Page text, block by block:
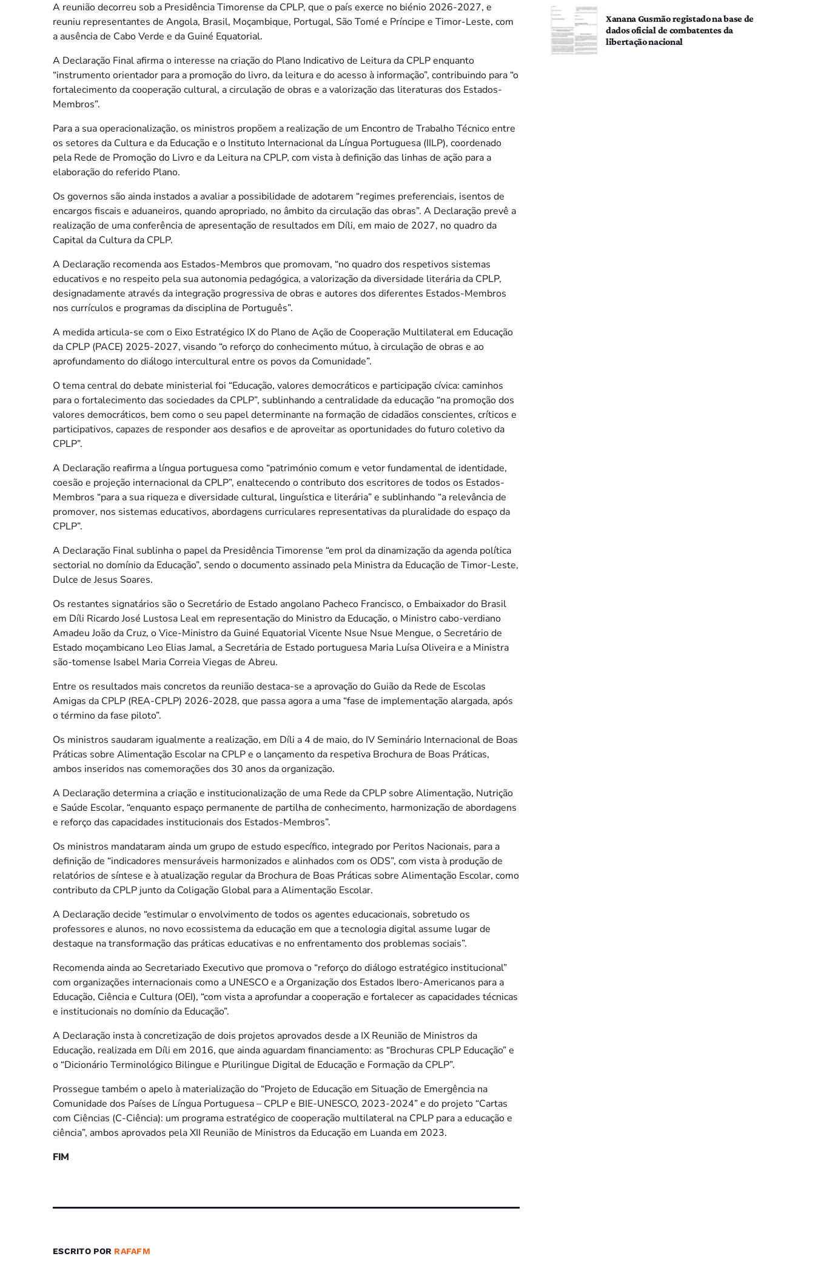
A reunião decorreu sob a Presidência Timorense da CPLP, que o país exerce no biénio 2026-2027, e
reuniu representantes de Angola, Brasil, Moçambique, Portugal, São Tomé e Príncipe e Timor-Leste, com
a ausência de Cabo Verde e da Guiné Equatorial.
A Declaração Final afirma o interesse na criação do Plano Indicativo de Leitura da CPLP enquanto
“instrumento orientador para a promoção do livro, da leitura e do acesso à informação”, contribuindo para “o
fortalecimento da cooperação cultural, a circulação de obras e a valorização das literaturas dos Estados-
Membros”.
Para a sua operacionalização, os ministros propõem a realização de um Encontro de Trabalho Técnico entre
os setores da Cultura e da Educação e o Instituto Internacional da Língua Portuguesa (IILP), coordenado
pela Rede de Promoção do Livro e da Leitura na CPLP, com vista à definição das linhas de ação para a
elaboração do referido Plano.
Os governos são ainda instados a avaliar a possibilidade de adotarem “regimes preferenciais, isentos de
encargos fiscais e aduaneiros, quando apropriado, no âmbito da circulação das obras”. A Declaração prevê a
realização de uma conferência de apresentação de resultados em Díli, em maio de 2027, no quadro da
Capital da Cultura da CPLP.
A Declaração recomenda aos Estados-Membros que promovam, “no quadro dos respetivos sistemas
educativos e no respeito pela sua autonomia pedagógica, a valorização da diversidade literária da CPLP,
designadamente através da integração progressiva de obras e autores dos diferentes Estados-Membros
nos currículos e programas da disciplina de Português”.
A medida articula-se com o Eixo Estratégico IX do Plano de Ação de Cooperação Multilateral em Educação
da CPLP (PACE) 2025-2027, visando “o reforço do conhecimento mútuo, à circulação de obras e ao
aprofundamento do diálogo intercultural entre os povos da Comunidade”.
O tema central do debate ministerial foi “Educação, valores democráticos e participação cívica: caminhos
para o fortalecimento das sociedades da CPLP”, sublinhando a centralidade da educação “na promoção dos
valores democráticos, bem como o seu papel determinante na formação de cidadãos conscientes, críticos e
participativos, capazes de responder aos desafios e de aproveitar as oportunidades do futuro coletivo da
CPLP”.
A Declaração reafirma a língua portuguesa como “património comum e vetor fundamental de identidade,
coesão e projeção internacional da CPLP”, enaltecendo o contributo dos escritores de todos os Estados-
Membros “para a sua riqueza e diversidade cultural, linguística e literária” e sublinhando “a relevância de
promover, nos sistemas educativos, abordagens curriculares representativas da pluralidade do espaço da
CPLP”.
A Declaração Final sublinha o papel da Presidência Timorense “em prol da dinamização da agenda política
sectorial no domínio da Educação”, sendo o documento assinado pela Ministra da Educação de Timor-Leste,
Dulce de Jesus Soares.
Os restantes signatários são o Secretário de Estado angolano Pacheco Francisco, o Embaixador do Brasil
em Díli Ricardo José Lustosa Leal em representação do Ministro da Educação, o Ministro cabo-verdiano
Amadeu João da Cruz, o Vice-Ministro da Guiné Equatorial Vicente Nsue Nsue Mengue, o Secretário de
Estado moçambicano Leo Elias Jamal, a Secretária de Estado portuguesa Maria Luísa Oliveira e a Ministra
são-tomense Isabel Maria Correia Viegas de Abreu.
Entre os resultados mais concretos da reunião destaca-se a aprovação do Guião da Rede de Escolas
Amigas da CPLP (REA-CPLP) 2026-2028, que passa agora a uma “fase de implementação alargada, após
o término da fase piloto”.
Os ministros saudaram igualmente a realização, em Díli a 4 de maio, do IV Seminário Internacional de Boas
Práticas sobre Alimentação Escolar na CPLP e o lançamento da respetiva Brochura de Boas Práticas,
ambos inseridos nas comemorações dos 30 anos da organização.
A Declaração determina a criação e institucionalização de uma Rede da CPLP sobre Alimentação, Nutrição
e Saúde Escolar, “enquanto espaço permanente de partilha de conhecimento, harmonização de abordagens
e reforço das capacidades institucionais dos Estados-Membros”.
Os ministros mandataram ainda um grupo de estudo específico, integrado por Peritos Nacionais, para a
definição de “indicadores mensuráveis harmonizados e alinhados com os ODS”, com vista à produção de
relatórios de síntese e à atualização regular da Brochura de Boas Práticas sobre Alimentação Escolar, como
contributo da CPLP junto da Coligação Global para a Alimentação Escolar.
A Declaração decide “estimular o envolvimento de todos os agentes educacionais, sobretudo os
professores e alunos, no novo ecossistema da educação em que a tecnologia digital assume lugar de
destaque na transformação das práticas educativas e no enfrentamento dos problemas sociais”.
Recomenda ainda ao Secretariado Executivo que promova o “reforço do diálogo estratégico institucional”
com organizações internacionais como a UNESCO e a Organização dos Estados Ibero-Americanos para a
Educação, Ciência e Cultura (OEI), “com vista a aprofundar a cooperação e fortalecer as capacidades técnicas
e institucionais no domínio da Educação”.
A Declaração insta à concretização de dois projetos aprovados desde a IX Reunião de Ministros da
Educação, realizada em Díli em 2016, que ainda aguardam financiamento: as “Brochuras CPLP Educação” e
o “Dicionário Terminológico Bilingue e Plurilingue Digital de Educação e Formação da CPLP”.
Prossegue também o apelo à materialização do “Projeto de Educação em Situação de Emergência na
Comunidade dos Países de Língua Portuguesa – CPLP e BIE-UNESCO, 2023-2024” e do projeto “Cartas
com Ciências (C-Ciência): um programa estratégico de cooperação multilateral na CPLP para a educação e
ciência”, ambos aprovados pela XII Reunião de Ministros da Educação em Luanda em 2023.
FIM
ESCRITO POR RAFAFM
Xanana Gusmão registado na base de
dados oficial de combatentes da
libertação nacional